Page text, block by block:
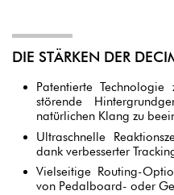
DIE STÄRKEN DER
Patentierte Technologie
störende
natürlichen Klang zu
Ultraschnelle
dank verbesserter
Vielseitige Routing-
von Pedalboard- oder